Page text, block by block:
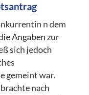
n dem
Angaben zur
sich jedoch
gemeint war.
nach